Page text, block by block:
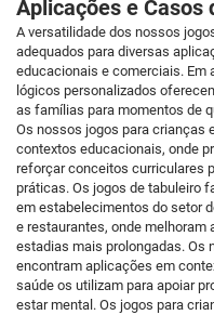
Aplicações e Casos
A versatilidade dos nossos
adequados para diversas
educacionais e comerciais.
lógicos personalizados
as famílias para momentos de
Os nossos jogos para crianças
contextos educacionais, onde
reforçar conceitos curriculares
práticas. Os jogos de tabuleiro
em estabelecimentos do setor
e restaurantes, onde melhoram
estadias mais prolongadas. Os
encontram aplicações em
saúde os utilizam para apoiar
estar mental. Os jogos para